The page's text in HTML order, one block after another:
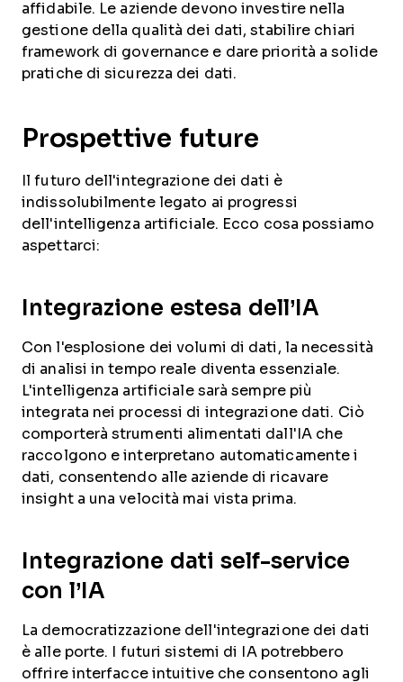
affidabile. Le aziende devono investire nella
gestione della qualità dei dati, stabilire chiari
framework di governance e dare priorità a solide
pratiche di sicurezza dei dati.
Prospettive future
Il futuro dell'integrazione dei dati è
indissolubilmente legato ai progressi
dell'intelligenza artificiale. Ecco cosa possiamo
aspettarci:
Integrazione estesa dell’IA
Con l'esplosione dei volumi di dati, la necessità
di analisi in tempo reale diventa essenziale.
L'intelligenza artificiale sarà sempre più
integrata nei processi di integrazione dati. Ciò
comporterà strumenti alimentati dall'IA che
raccolgono e interpretano automaticamente i
dati, consentendo alle aziende di ricavare
insight a una velocità mai vista prima.
Integrazione dati self-service
con l’IA
La democratizzazione dell'integrazione dei dati
è alle porte. I futuri sistemi di IA potrebbero
offrire interfacce intuitive che consentono agli